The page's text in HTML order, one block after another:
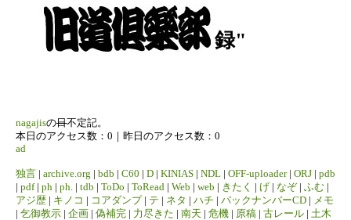
録"
nagajisの日不定記。
本日のアクセス数：0｜昨日のアクセス数：0
ad
独言 | archive.org | bdb | C60 | D | KINIAS | NDL | OFF-uploader| ORJ | pdb
| pdf| ph | ph. | tdb | ToDo | ToRead | Web | web | きたく | げ | なぞ| ふむ |
アジ歴 | キノコ | コアダンプ| テ | ネタ | ハチ | バックナンバーCD | メモ
| 乞御教示 | 企画 | 偽補完 | 力尽きた | 南天 | 危機 | 原稿 | 古レール | 土木